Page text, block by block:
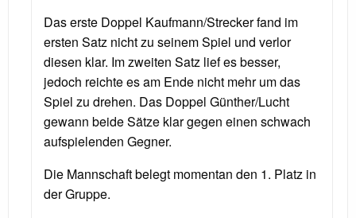
Das erste Doppel Kaufmann/Strecker fand im
ersten Satz nicht zu seinem Spiel und verlor
diesen klar. Im zweiten Satz lief es besser,
jedoch reichte es am Ende nicht mehr um das
Spiel zu drehen. Das Doppel Günther/Lucht
gewann beide Sätze klar gegen einen schwach
aufspielenden Gegner.
Die Mannschaft belegt momentan den 1. Platz in
der Gruppe.